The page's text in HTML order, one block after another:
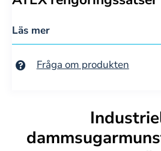
Läs mer
Fråga om produkten